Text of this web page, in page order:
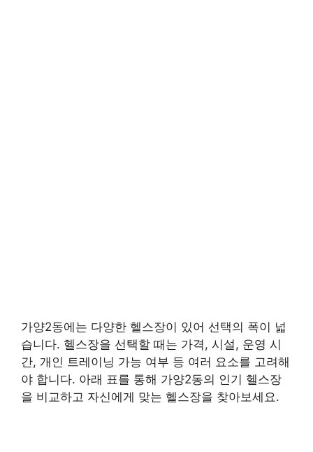
가양2동에는 다양한 헬스장이 있어 선택의 폭이 넓
습니다. 헬스장을 선택할 때는 가격, 시설, 운영 시
간, 개인 트레이닝 가능 여부 등 여러 요소를 고려해
야 합니다. 아래 표를 통해 가양2동의 인기 헬스장
을 비교하고 자신에게 맞는 헬스장을 찾아보세요.